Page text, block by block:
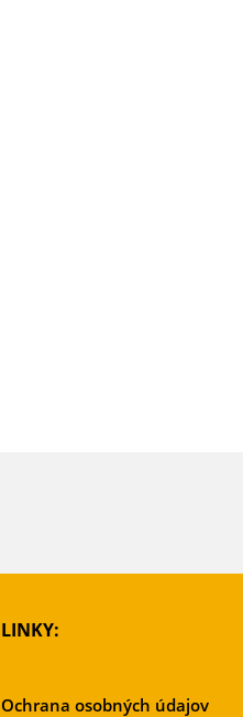
LINKY:
Ochrana osobných údajov